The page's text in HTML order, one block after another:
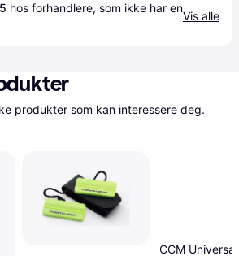
5 hos forhandlere, som ikke har en
Vis alle
CCM